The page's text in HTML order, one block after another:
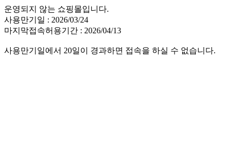
운영되지 않는 쇼핑몰입니다.
사용만기일 : 2026/03/24
마지막접속허용기간 : 2026/04/13
사용만기일에서 20일이 경과하면 접속을 하실 수 없습니다.